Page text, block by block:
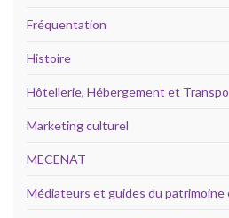
Fréquentation
Histoire
Hôtellerie, Hébergement et
Marketing culturel
MECENAT
Médiateurs et guides du patrimoine